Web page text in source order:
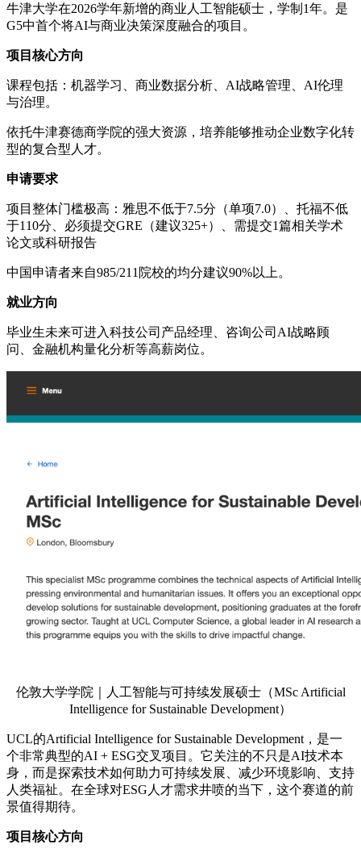
牛津大学在2026学年新增的商业人工智能硕士，学制1年。是
G5中首个将AI与商业决策深度融合的项目。
项目核心方向
课程包括：机器学习、商业数据分析、AI战略管理、AI伦理
与治理。
依托牛津赛德商学院的强大资源，培养能够推动企业数字化转
型的复合型人才。
申请要求
项目整体门槛极高：雅思不低于7.5分（单项7.0）、托福不低
于110分、必须提交GRE（建议325+）、需提交1篇相关学术
论文或科研报告
中国申请者来自985/211院校的均分建议90%以上。
就业方向
毕业生未来可进入科技公司产品经理、咨询公司AI战略顾
问、金融机构量化分析等高薪岗位。
伦敦大学学院｜人工智能与可持续发展硕士（MSc Artificial
Intelligence for Sustainable Development）
UCL的Artificial Intelligence for Sustainable Development，是一
个非常典型的AI + ESG交叉项目。它关注的不只是AI技术本
身，而是探索技术如何助力可持续发展、减少环境影响、支持
人类福祉。在全球对ESG人才需求井喷的当下，这个赛道的前
景值得期待。
项目核心方向